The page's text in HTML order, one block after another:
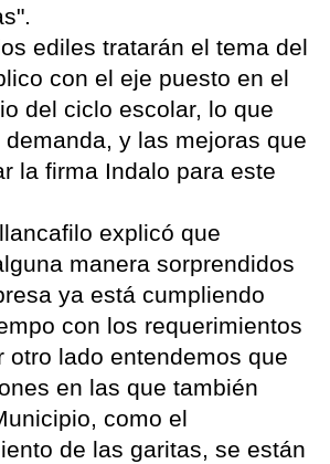
ediles tratarán el tema del
con el eje puesto en el
del ciclo escolar, lo que
y las mejoras que
la firma Indalo para este
explicó que
manera sorprendidos
ya está cumpliendo
con los requerimientos
otro lado entendemos que
en las que también
como el
de las garitas, se están